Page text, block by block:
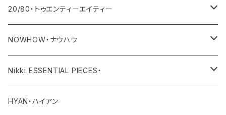
その他
ボトム
ワンピース・サロペット
その他
トップス
ボトム
ワンピース・サロペット
その他
アウター
トップス
ボトム
デニム
ワンピース・サロペット
20/80・トゥエンティーエイティー
バッグ
その他
NOWHOW・ナウハウ
バッグ
その他
Nikki ESSENTIAL PIECES・
アウター
HYAN・ハイアン